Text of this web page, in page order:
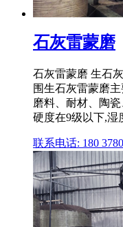
石灰雷蒙磨
石灰雷蒙磨 生石
围生石灰雷蒙磨
磨料、耐材、陶
硬度在9级以下,湿
联系电话: 180